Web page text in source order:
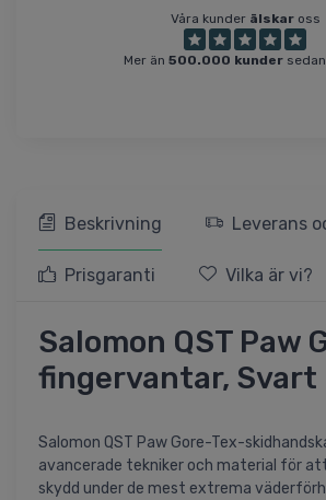
Våra kunder älskaross
Mer än 500.000 kunder
Beskrivning Leverans
Prisgaranti Vilka är vi?
Salomon QST Paw
fingervantar, Svart
Salomon QST Paw Gore-Tex-
avancerade tekniker och material för
skydd under de mest extrema